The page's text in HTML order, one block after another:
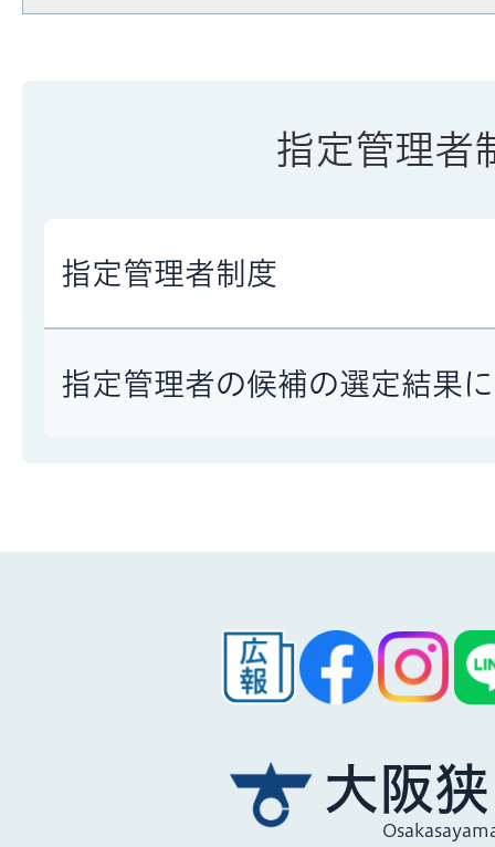
指定管理者
指定管理者制度
指定管理者の候補の選定結果
大阪